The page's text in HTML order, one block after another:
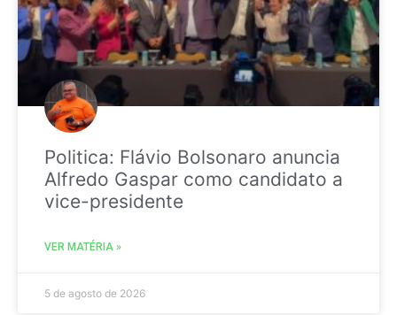
Politica: Flávio Bolsonaro anuncia
Alfredo Gaspar como candidato a
vice-presidente
VER MATÉRIA »
5 de agosto de 2026